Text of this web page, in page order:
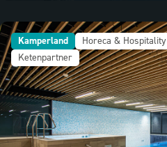
Kamperland Horeca & Hospitality
Ketenpartner